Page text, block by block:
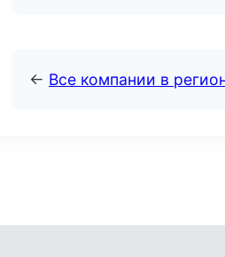
← Все компании в